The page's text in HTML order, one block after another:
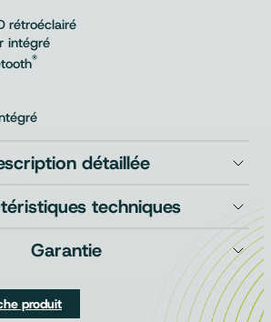
rétroéclairé
intégré
®
détaillée
techniques
Garantie
produit